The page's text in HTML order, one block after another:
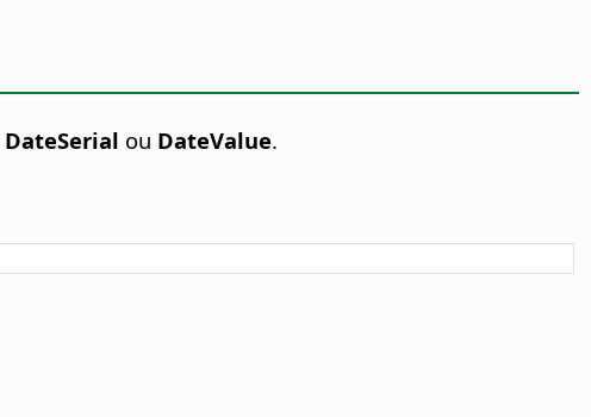
DateSerial ou DateValue.